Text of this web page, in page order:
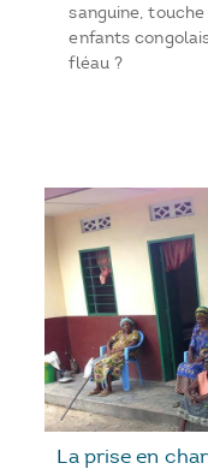
sanguine,
enfants
fléau ?
La prise en